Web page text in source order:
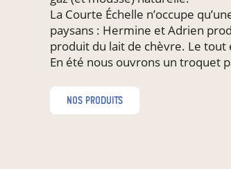
La Courte Échelle n’occupe
paysans : Hermine et Adrien
produit du lait de chèvre. Le tout
En été nous ouvrons un troquet
nos produits